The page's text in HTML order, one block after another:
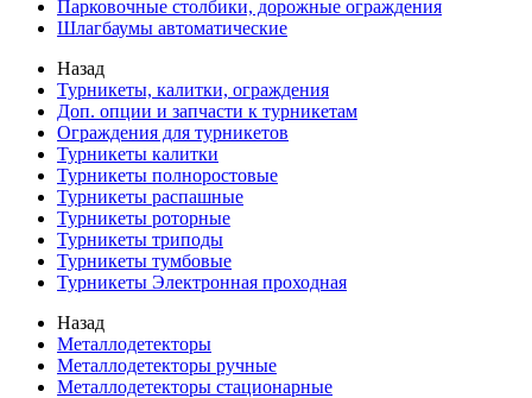
Парковочные столбики, дорожные ограждения
Шлагбаумы автоматические
Назад
Турникеты, калитки, ограждения
Доп. опции и запчасти к турникетам
Ограждения для турникетов
Турникеты калитки
Турникеты полноростовые
Турникеты распашные
Турникеты роторные
Турникеты триподы
Турникеты тумбовые
Турникеты Электронная проходная
Назад
Металлодетекторы
Металлодетекторы ручные
Металлодетекторы стационарные